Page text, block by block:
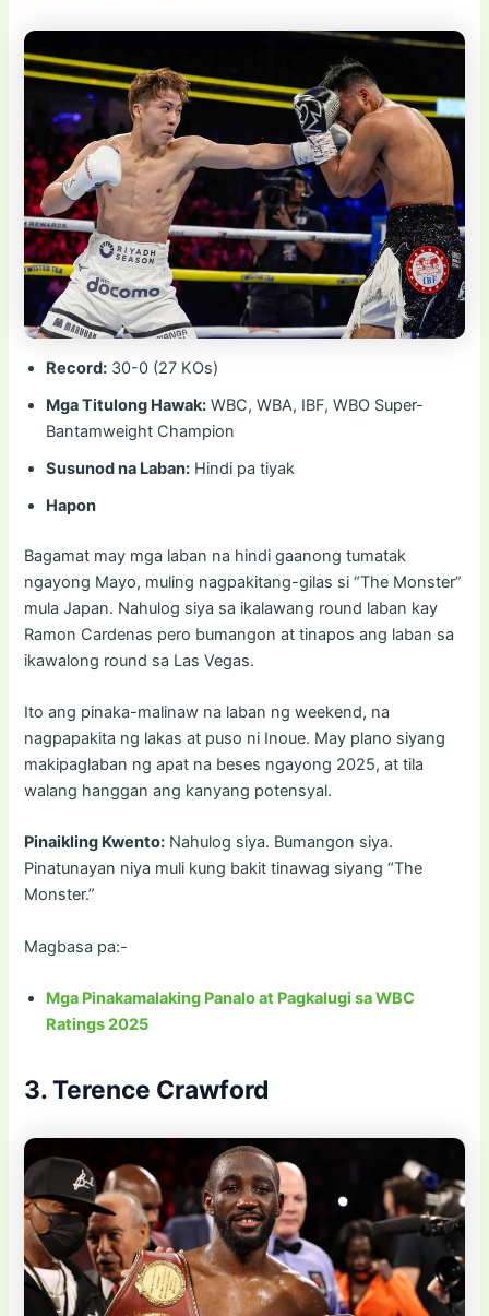
Record: 30-0 (27 KOs)
Mga Titulong Hawak: WBC, WBA, IBF, WBO Super-
Bantamweight Champion
Susunod na Laban: Hindi pa tiyak
Hapon
Bagamat may mga laban na hindi gaanong tumatak
ngayong Mayo, muling nagpakitang-gilas si “The Monster”
mula Japan. Nahulog siya sa ikalawang round laban kay
Ramon Cardenas pero bumangon at tinapos ang laban sa
ikawalong round sa Las Vegas.
Ito ang pinaka-malinaw na laban ng weekend, na
nagpapakita ng lakas at puso ni Inoue. May plano siyang
makipaglaban ng apat na beses ngayong 2025, at tila
walang hanggan ang kanyang potensyal.
Pinaikling Kwento: Nahulog siya. Bumangon siya.
Pinatunayan niya muli kung bakit tinawag siyang “The
Monster.”
Magbasa pa:-
Mga Pinakamalaking Panalo at Pagkalugi sa WBC
Ratings 2025
3. Terence Crawford